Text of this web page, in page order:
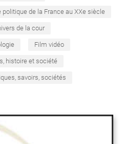
politique de la France au XXe siècle
de la cour
Film vidéo
histoire et société
savoirs, sociétés